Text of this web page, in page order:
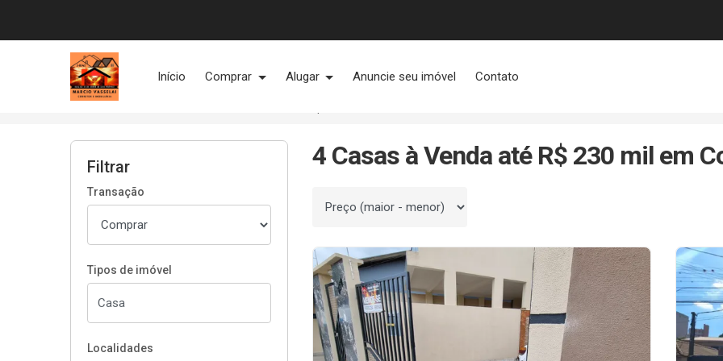
Página inicial
Início Comprar Alugar Anuncie seu imóvel Contato
Filtrar
Transação
Tipos de imóvel
Localidades
4 Casas à Venda até R$ 230 mil em
Ordenar por